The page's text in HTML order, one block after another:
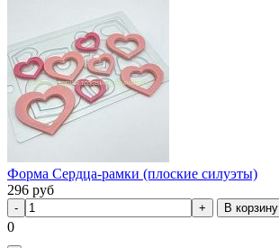
Форма Сердца-рамки (плоские силуэты)
296 руб
В корзину
0